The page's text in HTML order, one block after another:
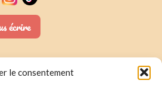
le consentement
écrire
Souscrire